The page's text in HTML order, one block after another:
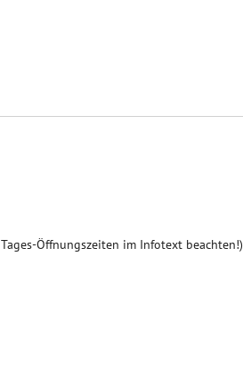
Öffnungszeiten im Infotext beachten!)